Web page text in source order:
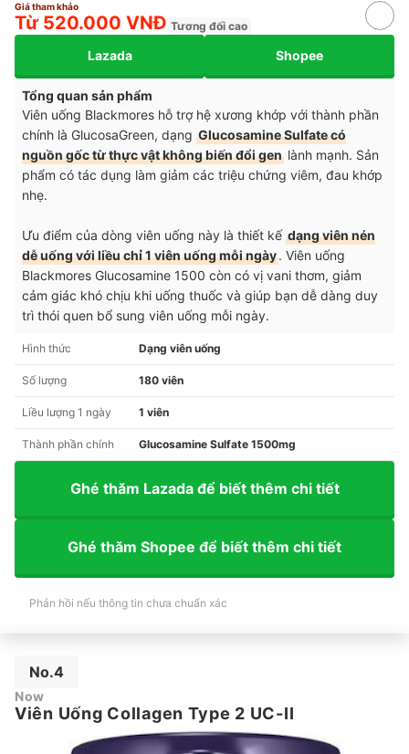
Giá tham khảo
Từ 520.000 VNĐ Tương đối cao
Lazada Shopee
Tổng quan sản phẩm
Viên uống Blackmores hỗ trợ hệ xương khớp với thành phần
chính là GlucosaGreen, dạng Glucosamine Sulfate có
nguồn gốc từ thực vật không biến đổi gen lành mạnh. Sản
phẩm có tác dụng làm giảm các triệu chứng viêm, đau khớp
nhẹ.
Ưu điểm của dòng viên uống này là thiết kế dạng viên nén
dễ uống với liều chỉ 1 viên uống mỗi ngày. Viên uống
Blackmores Glucosamine 1500 còn có vị vani thơm, giảm
cảm giác khó chịu khi uống thuốc và giúp bạn dễ dàng duy
trì thói quen bổ sung viên uống mỗi ngày.
Hình thức Dạng viên uống
Số lượng 180 viên
Liều lượng 1 ngày 1 viên
Thành phần chính Glucosamine Sulfate 1500mg
Ghé thăm Lazada để biết thêm chi tiết
Ghé thăm Shopee để biết thêm chi tiết
Phản hồi nếu thông tin chưa chuẩn xác
No.4
Now
Viên Uống Collagen Type 2 UC-II